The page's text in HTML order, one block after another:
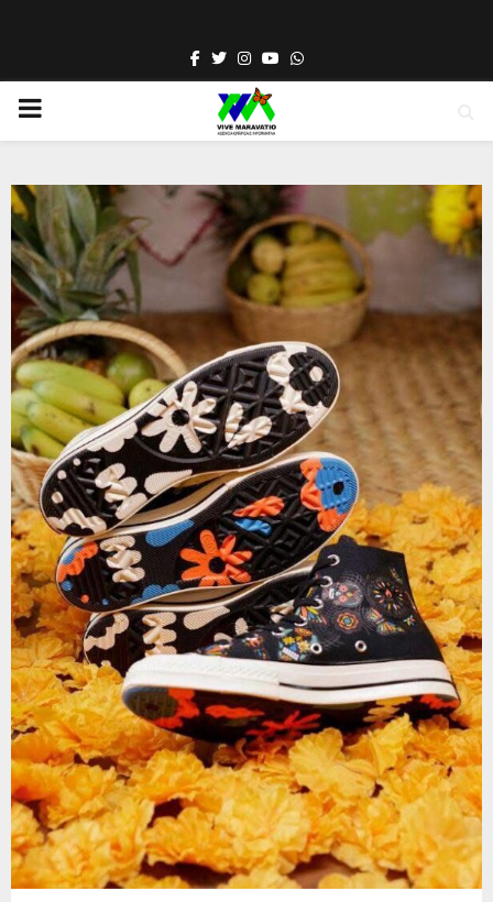
Facebook
TwitterInstagram
YoutubeWhatsapp
PRIMARY